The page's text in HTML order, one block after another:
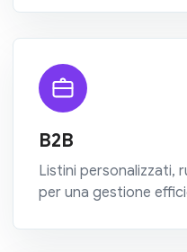
B2B
Listini personalizzati,
per una gestione